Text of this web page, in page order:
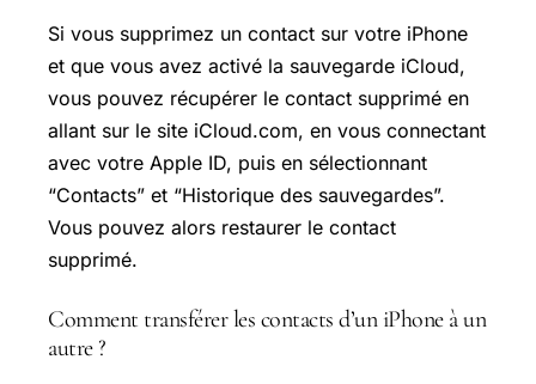
Si vous supprimez un contact sur votre iPhone
et que vous avez activé la sauvegarde iCloud,
vous pouvez récupérer le contact supprimé en
allant sur le site iCloud.com, en vous connectant
avec votre Apple ID, puis en sélectionnant
“Contacts” et “Historique des sauvegardes”.
Vous pouvez alors restaurer le contact
supprimé.
Comment transférer les contacts d’un iPhone à un
autre ?